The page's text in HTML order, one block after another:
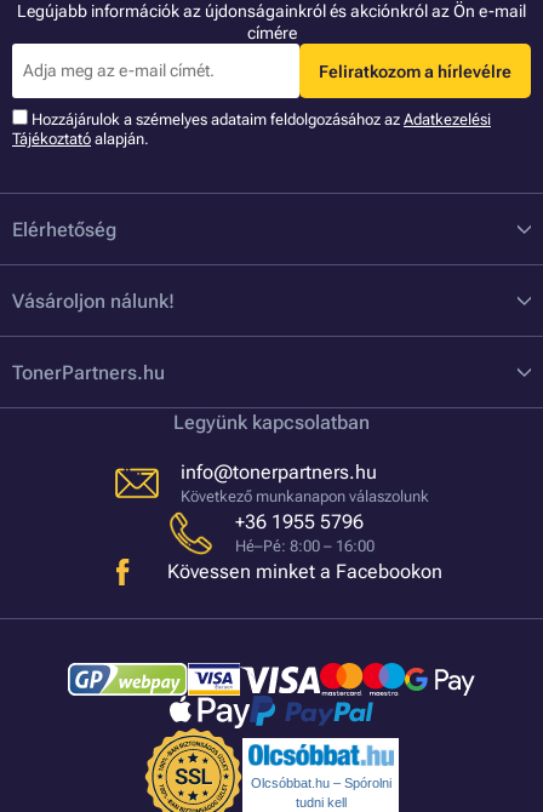
Legújabb információk az újdonságainkról és akciónkról az Ön e-mail
címére
Feliratkozom a hírlevélre
Hozzájárulok a szémelyes adataim feldolgozásához az Adatkezelési
Tájékoztató alapján.
Elérhetőség
Vásároljon nálunk!
TonerPartners.hu
Legyünk kapcsolatban
info@tonerpartners.hu
Következő munkanapon válaszolunk
+36 1955 5796
Hé–Pé: 8:00 – 16:00
Kövessen minket a Facebookon
Olcsóbbat.hu – Spórolni
tudni kell